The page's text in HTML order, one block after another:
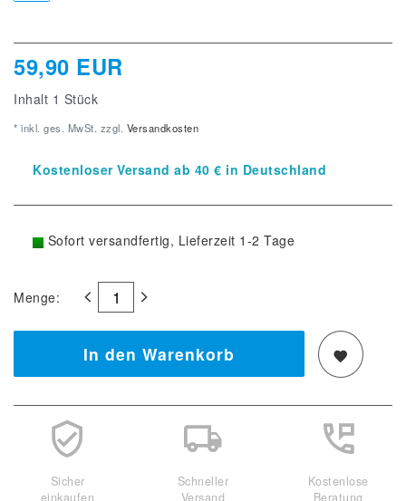
59,90 EUR
Inhalt 1 Stück
* inkl. ges. MwSt. zzgl. Versandkosten
Kostenloser Versand ab 40 € in Deutschland
Sofort versandfertig, Lieferzeit 1-2 Tage
Menge:
In den Warenkorb
Sicher
einkaufen
Schneller
Versand
Kostenlose
Beratung